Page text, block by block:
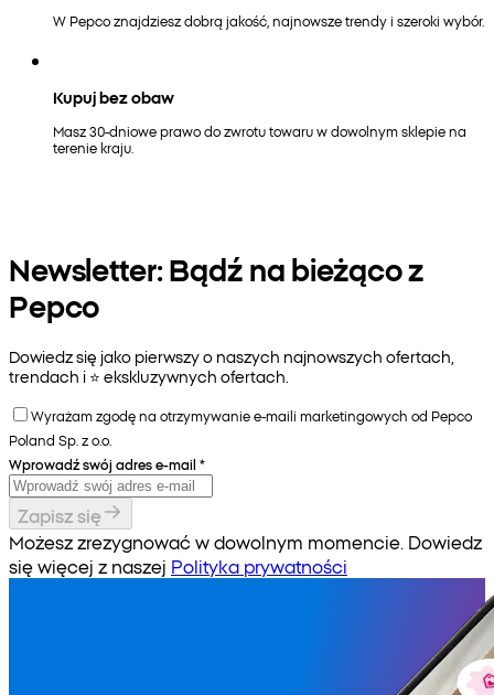
W Pepco znajdziesz dobrą jakość, najnowsze trendy i szeroki wybór.
Kupuj bez obaw
Masz 30-dniowe prawo do zwrotu towaru w dowolnym sklepie na
terenie kraju.
Newsletter: Bądź na bieżąco z
Pepco
Dowiedz się jako pierwszy o naszych najnowszych ofertach,
trendach i ⭐️ ekskluzywnych ofertach.
Wyrażam zgodę na otrzymywanie e-maili marketingowych od Pepco
Poland Sp. z o.o.
Wprowadź swój adres e-mail *
Zapisz się
Możesz zrezygnować w dowolnym momencie. Dowiedz
się więcej z naszej Polityka prywatności